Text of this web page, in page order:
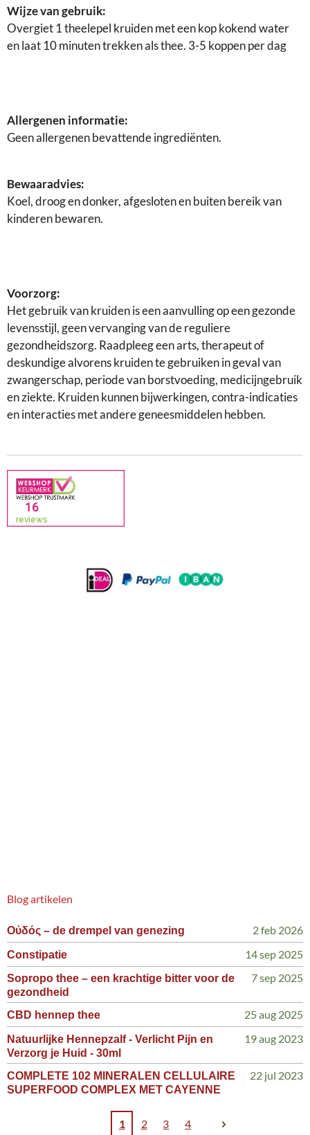
Wijze van gebruik:
Overgiet 1 theelepel kruiden met een kop kokend water
en laat 10 minuten trekken als thee. 3-5 koppen per dag
Allergenen informatie:
Geen allergenen bevattende ingrediënten.
Bewaaradvies:
Koel, droog en donker, afgesloten en buiten bereik van
kinderen bewaren.
Voorzorg:
Het gebruik van kruiden is een aanvulling op een gezonde
levensstijl, geen vervanging van de reguliere
gezondheidszorg. Raadpleeg een arts, therapeut of
deskundige alvorens kruiden te gebruiken in geval van
zwangerschap, periode van borstvoeding, medicijngebruik
en ziekte. Kruiden kunnen bijwerkingen, contra-indicaties
en interacties met andere geneesmiddelen hebben.
Blog artikelen
Οὐδός – de drempel van genezing 2 feb 2026
Constipatie 14 sep 2025
Sopropo thee – een krachtige bitter voor de
gezondheid
7 sep 2025
CBD hennep thee 25 aug 2025
Natuurlijke Hennepzalf - Verlicht Pijn en
Verzorg je Huid - 30ml
19 aug 2023
COMPLETE 102 MINERALEN CELLULAIRE
SUPERFOOD COMPLEX MET CAYENNE
22 jul 2023
1 2 3 4